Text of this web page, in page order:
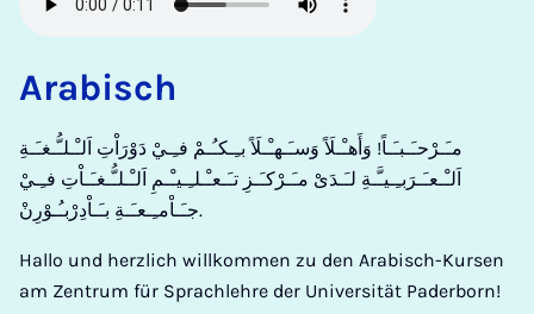
Arabisch
مـَـرْحـَـبـَـاً! وَأَهـْـلَاً وَسـَـهـْـلَاً بـِـكـُـمْ فـِـيْ دَوْرَاْتِ اَلـْـلـُّـغـَـةِ
اَلـْـعـَـرَبـِـيـَّـةِ لـَـدَىْ مـَـرْكـَـزِ تـَـعـْـلـِـيـْـمِ اَلـْـلـُّـغـَـاْتِ فـِـيْ
جـَـاْمـِـعـَـةِ بـَـاْدِرْبـُـوْرِنْ.
Hallo und herzlich willkommen zu den Arabisch-Kursen
am Zentrum für Sprachlehre der Universität Paderborn!